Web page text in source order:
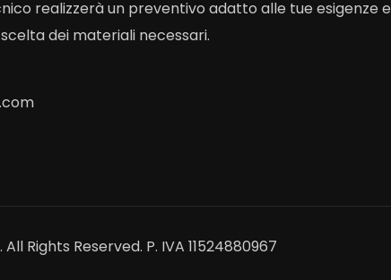
realizzerà un preventivo adatto alle tue esigenze e
dei materiali necessari.
Rights Reserved. P. IVA 11524880967